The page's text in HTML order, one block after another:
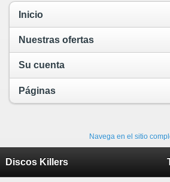
Inicio
Nuestras ofertas
Su cuenta
Páginas
Navega en el sitio
Discos Killers